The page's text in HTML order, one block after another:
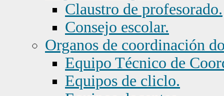
Claustro de profesorado.
Consejo escolar.
Organos de coordinación
Equipo Técnico de
Equipos de cliclo.